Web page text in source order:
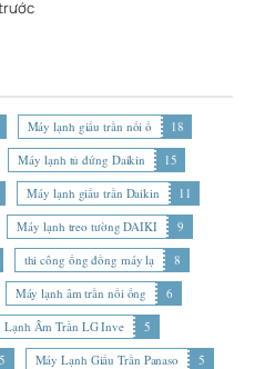
Máy lạnh giấu trần nối ố
18
Máy lạnh tủ đứng Daikin
15
Máy lạnh giấu trần Daikin
11
Máy lạnh treo tường DAIKI
9
thi công ống đồng máy lạ
8
Máy lạnh âm trần nối ống
6
Lạnh Âm Trần LG Inve
5
5 Máy Lạnh Giấu Trần Panaso
5